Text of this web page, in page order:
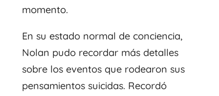
momento.
En su estado normal de conciencia,
Nolan pudo recordar más detalles
sobre los eventos que rodearon sus
pensamientos suicidas. Recordó